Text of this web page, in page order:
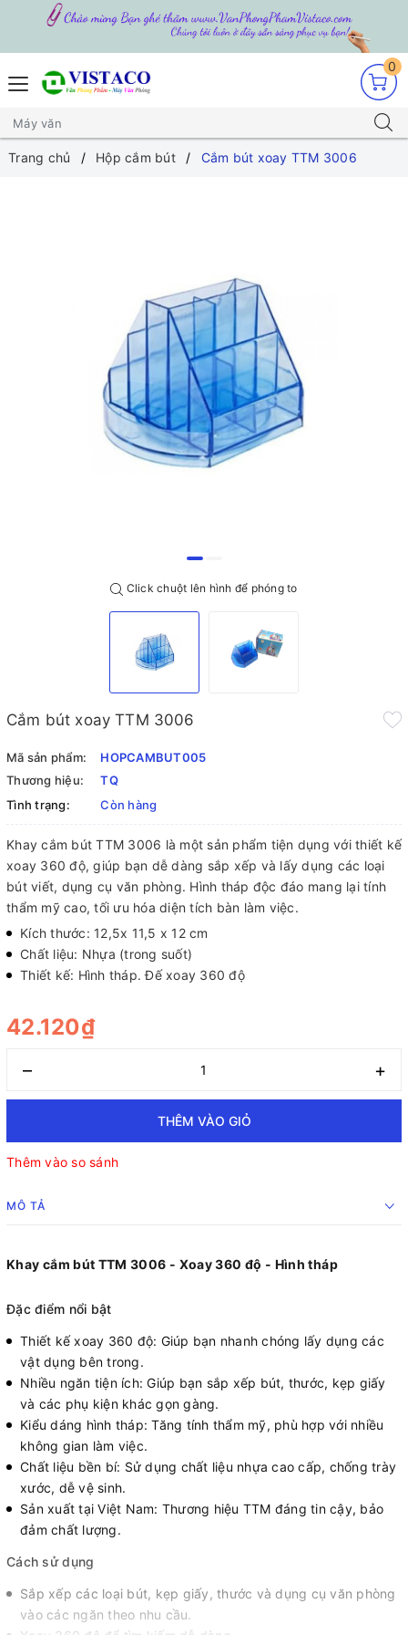
0
Trang chủ Hộp cắm bút Cắm bút xoay TTM 3006
Click chuột lên hình để phóng to
Cắm bút xoay TTM 3006
Mã sản phẩm:
HOPCAMBUT005
Thương hiệu:
TQ
Tình trạng:
Còn hàng
Khay cắm bút TTM 3006 là một sản phẩm tiện dụng với thiết kế
xoay 360 độ, giúp bạn dễ dàng sắp xếp và lấy dụng các loại
bút viết, dụng cụ văn phòng. Hình tháp độc đáo mang lại tính
thẩm mỹ cao, tối ưu hóa diện tích bàn làm việc.
Kích thước: 12,5x 11,5 x 12 cm
Chất liệu: Nhựa (trong suốt)
Thiết kế: Hình tháp. Đế xoay 360 độ
42.120₫
– +
THÊM VÀO GIỎ
Thêm vào so sánh
MÔ TẢ
Khay cắm bút TTM 3006 - Xoay 360 độ - Hình tháp
Đặc điểm nổi bật
Thiết kế xoay 360 độ: Giúp bạn nhanh chóng lấy dụng các
vật dụng bên trong.
Nhiều ngăn tiện ích: Giúp bạn sắp xếp bút, thước, kẹp giấy
và các phụ kiện khác gọn gàng.
Kiểu dáng hình tháp: Tăng tính thẩm mỹ, phù hợp với nhiều
không gian làm việc.
Chất liệu bền bí: Sử dụng chất liệu nhựa cao cấp, chống trày
xước, dễ vệ sinh.
Sản xuất tại Việt Nam: Thương hiệu TTM đáng tin cậy, bảo
đảm chất lượng.
Cách sử dụng
Sắp xếp các loại bút, kẹp giấy, thước và dụng cụ văn phòng
vào các ngăn theo nhu cầu.